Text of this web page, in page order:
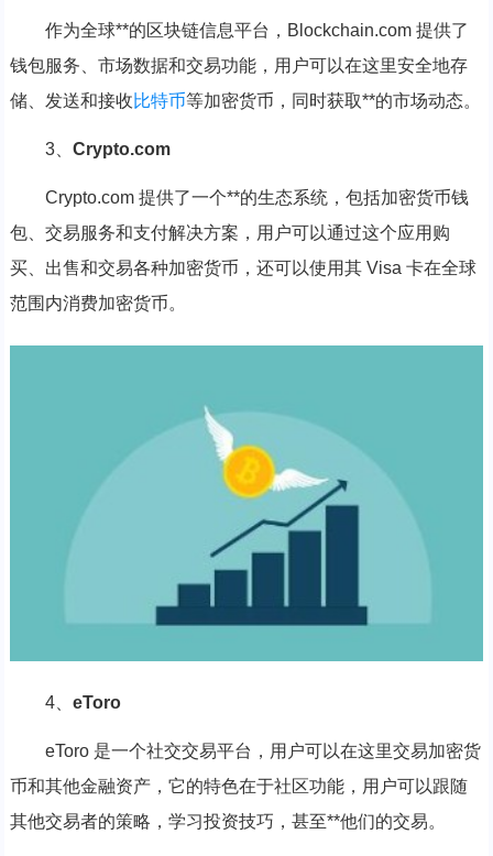
作为全球**的区块链信息平台，Blockchain.com 提供了
钱包服务、市场数据和交易功能，用户可以在这里安全地存
储、发送和接收比特币等加密货币，同时获取**的市场动态。
3、 Crypto.com
Crypto.com 提供了一个**的生态系统，包括加密货币钱
包、交易服务和支付解决方案，用户可以通过这个应用购
买、出售和交易各种加密货币，还可以使用其 Visa 卡在全球
范围内消费加密货币。
4、 eToro
eToro 是一个社交交易平台，用户可以在这里交易加密货
币和其他金融资产，它的特色在于社区功能，用户可以跟随
其他交易者的策略，学习投资技巧，甚至**他们的交易。